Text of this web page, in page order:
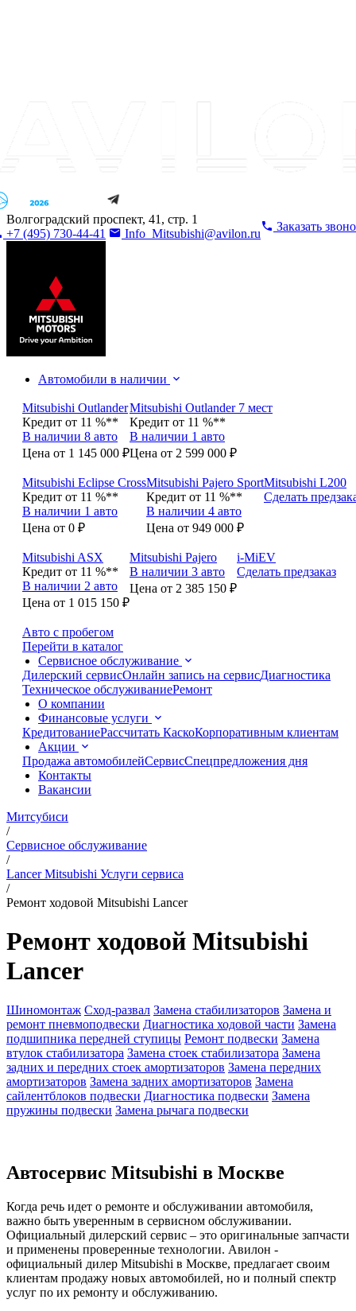
Волгоградский проспект, 41, стр. 1
+7 (495) 730-44-41
Info_Mitsubishi@avilon.ru
Заказать
Автомобили в наличии
Mitsubishi Outlander
Кредит от 11 %**
В наличии 8 авто
Цена от 1 145 000 ₽
Mitsubishi Outlander 7 мест
Кредит от 11 %**
В наличии 1 авто
Цена от 2 599 000 ₽
Mitsubishi Eclipse Cross
Кредит от 11 %**
В наличии 1 авто
Цена от 0 ₽
Mitsubishi Pajero Sport
Кредит от 11 %**
В наличии 4 авто
Цена от 949 000 ₽
Mitsubishi L200
Сделать
Mitsubishi ASX
Кредит от 11 %**
В наличии 2 авто
Цена от 1 015 150 ₽
Mitsubishi Pajero
В наличии 3 авто
Цена от 2 385 150 ₽
i-MiEV
Сделать предзаказ
Авто с пробегом
Перейти в каталог
Сервисное обслуживание
Дилерский сервисОнлайн запись на сервисДиагностика
Техническое обслуживаниеРемонт
О компании
Финансовые услуги
КредитованиеРассчитать КаскоКорпоративным клиентам
Акции
Продажа автомобилейСервисСпецпредложения дня
Контакты
Вакансии
Митсубиси
/
Сервисное обслуживание
/
Lancer Mitsubishi Услуги сервиса
/
Ремонт ходовой Mitsubishi Lancer
Ремонт ходовой Mitsubishi
Lancer
Шиномонтаж Сход-развал Замена стабилизаторов Замена и
ремонт пневмоподвески Диагностика ходовой части Замена
подшипника передней ступицы Ремонт подвески Замена
втулок стабилизатора Замена стоек стабилизатора Замена
задних и передних стоек амортизаторов Замена передних
амортизаторов Замена задних амортизаторов Замена
сайлентблоков подвески Диагностика подвески Замена
пружины подвески Замена рычага подвески
Автосервис Mitsubishi в Москве
Когда речь идет о ремонте и обслуживании автомобиля,
важно быть уверенным в сервисном обслуживании.
Официальный дилерский сервис – это оригинальные запчасти
и применены проверенные технологии. Авилон -
официальный дилер Mitsubishi в Москве, предлагает своим
клиентам продажу новых автомобилей, но и полный спектр
услуг по их ремонту и обслуживанию.